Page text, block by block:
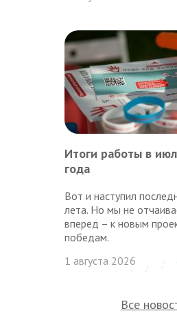
Итоги работы в
года
Вот и наступил
лета. Но мы не
вперед – к новым
победам.
1 августа 2026
Все